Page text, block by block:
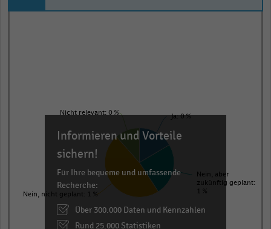
Ja: 0 %
Nein, aber
zukünftig geplant:
1 %
Nein, nicht geplant: 1 %
Nicht relevant: 0 %
Informieren und Vorteile
sichern!
Für Ihre bequeme und umfassende
Recherche:
Über 300.000 Daten und Kennzahlen
Rund 25.000 Statistiken